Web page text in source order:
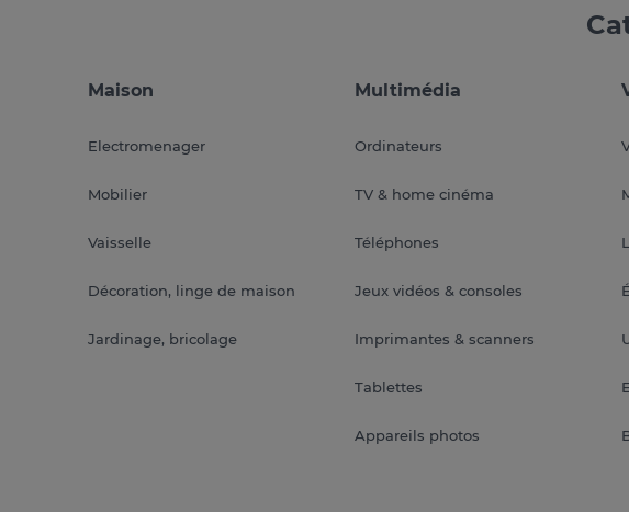
Maison
Electromenager
Mobilier
Vaisselle
Décoration, linge de maison
Jardinage, bricolage
Multimédia
Ordinateurs
TV & home cinéma
Téléphones
Jeux vidéos & consoles
Imprimantes & scanners
Tablettes
Appareils photos